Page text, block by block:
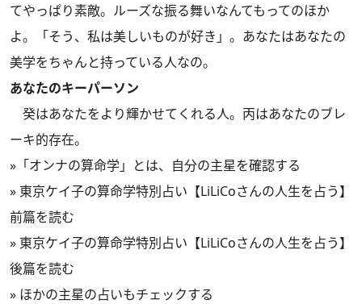
てやっぱり素敵。ルーズな振る舞いなんてもってのほか
よ。「そう、私は美しいものが好き」。あなたはあなたの
美学をちゃんと持っている人なの。
あなたのキーパーソン
癸はあなたをより輝かせてくれる人。丙はあなたのブレ
ーキ的存在。
» 「オンナの算命学」とは、自分の主星を確認する
» 東京ケイ子の算命学特別占い【LiLiCoさんの人生を占う】
前篇を読む
» 東京ケイ子の算命学特別占い【LiLiCoさんの人生を占う】
後篇を読む
» ほかの主星の占いもチェックする